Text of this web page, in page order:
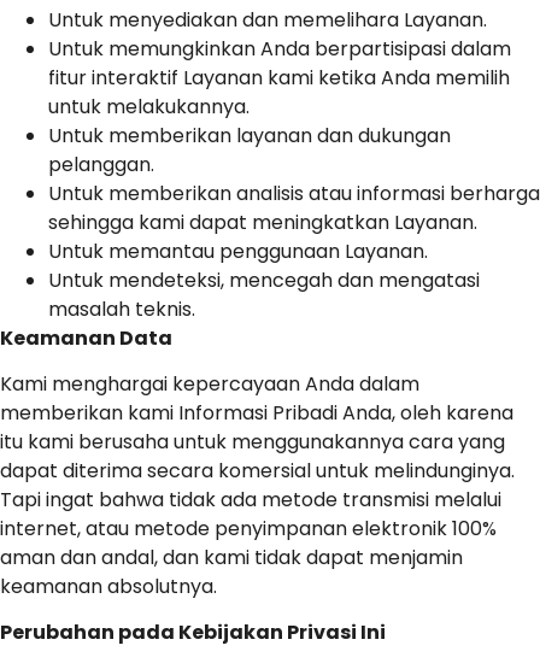
Untuk menyediakan dan memelihara Layanan.
Untuk memungkinkan Anda berpartisipasi dalam
fitur interaktif Layanan kami ketika Anda memilih
untuk melakukannya.
Untuk memberikan layanan dan dukungan
pelanggan.
Untuk memberikan analisis atau informasi berharga
sehingga kami dapat meningkatkan Layanan.
Untuk memantau penggunaan Layanan.
Untuk mendeteksi, mencegah dan mengatasi
masalah teknis.
Keamanan Data
Kami menghargai kepercayaan Anda dalam
memberikan kami Informasi Pribadi Anda, oleh karena
itu kami berusaha untuk menggunakannya cara yang
dapat diterima secara komersial untuk melindunginya.
Tapi ingat bahwa tidak ada metode transmisi melalui
internet, atau metode penyimpanan elektronik 100%
aman dan andal, dan kami tidak dapat menjamin
keamanan absolutnya.
Perubahan pada Kebijakan Privasi Ini